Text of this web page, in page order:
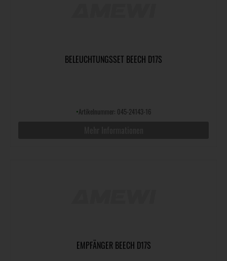
BELEUCHTUNGSSET BEECH D17S
•Artikelnummer: 045-24143-16
EMPFÄNGER BEECH D17S